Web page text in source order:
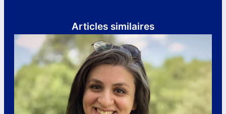
Articles similaires